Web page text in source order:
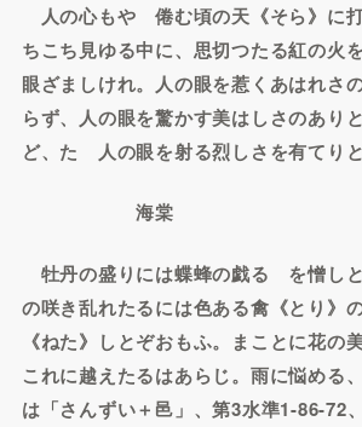
人の心もやゝ倦む頃の天《そら》に
ちこち見ゆる中に、思切つたる紅の火
眼ざましけれ。人の眼を惹くあはれさ
らず、人の眼を驚かす美はしさのあり
ど、たゞ人の眼を射る烈しさを有てり
海棠
牡丹の盛りには蝶蜂の戯るゝを憎し
の咲き乱れたるには色ある禽《とり》
《ねた》しとぞおもふ。まことに花の
これに越えたるはあらじ。雨に悩める
は「さんずい＋邑」、第3水準1-86-72